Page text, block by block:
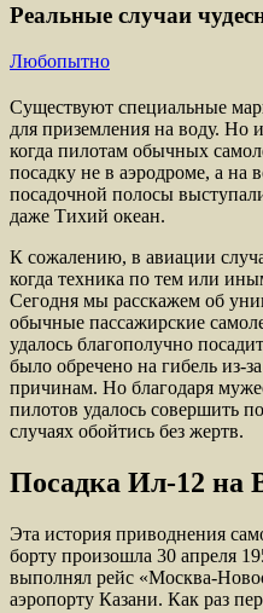
Реальные случаи
Любопытно
Существуют специальные
для приземления на воду. Но
когда пилотам обычных
посадку не в аэродроме, а на
посадочной полосы
даже Тихий океан.
К сожалению, в авиации
когда техника по тем или
Сегодня мы расскажем об
обычные пассажирские
удалось благополучно
было обречено на гибель из-
причинам. Но благодаря
пилотов удалось совершить
случаях обойтись без жертв.
Посадка Ил-12 на
Эта история приводнения
борту произошла 30 апреля
выполнял рейс «Москва-
аэропорту Казани. Как раз